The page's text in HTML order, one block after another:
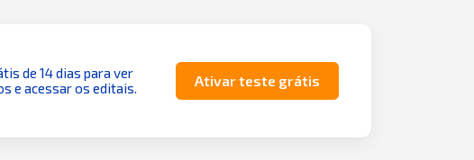
de 14 dias para ver
e acessar os editais.
Ativar teste grátis